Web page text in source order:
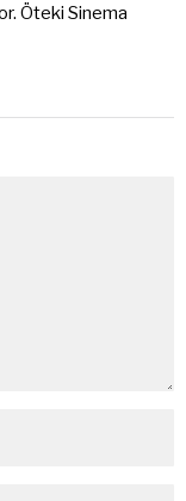
Öteki Sinema